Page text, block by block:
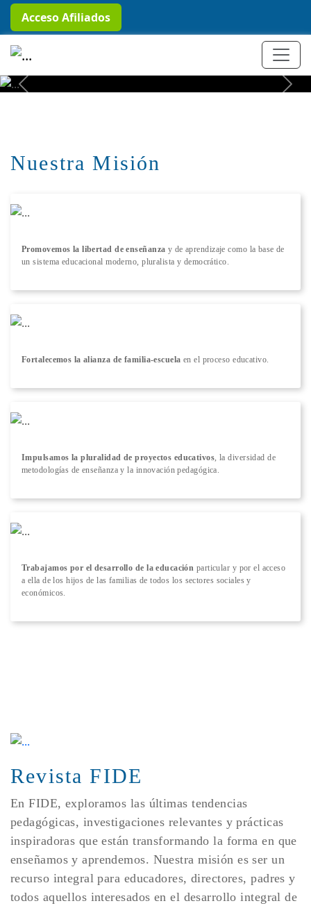
Acceso Afiliados
+ Conocer más
Previous Next
Nuestra Misión
Promovemos la libertad de enseñanza y de aprendizaje como la base de
un sistema educacional moderno, pluralista y democrático.
Fortalecemos la alianza de familia-escuela en el proceso educativo.
Impulsamos la pluralidad de proyectos educativos , la diversidad de
metodologías de enseñanza y la innovación pedagógica.
Trabajamos por el desarrollo de la educación particular y por el acceso
a ella de los hijos de las familias de todos los sectores sociales y
económicos.
Revista FIDE
En FIDE, exploramos las últimas tendencias
pedagógicas, investigaciones relevantes y prácticas
inspiradoras que están transformando la forma en que
enseñamos y aprendemos. Nuestra misión es ser un
recurso integral para educadores, directores, padres y
todos aquellos interesados en el desarrollo integral de